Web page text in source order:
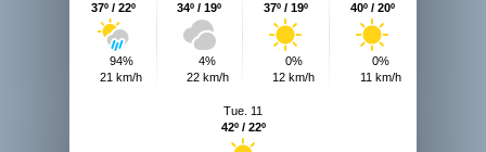
37º / 22º
94%
21 km/h
34º / 19º
4%
22 km/h
37º / 19º
0%
12 km/h
40º / 20º
0%
11 km/h
Tue. 11
42º / 22º